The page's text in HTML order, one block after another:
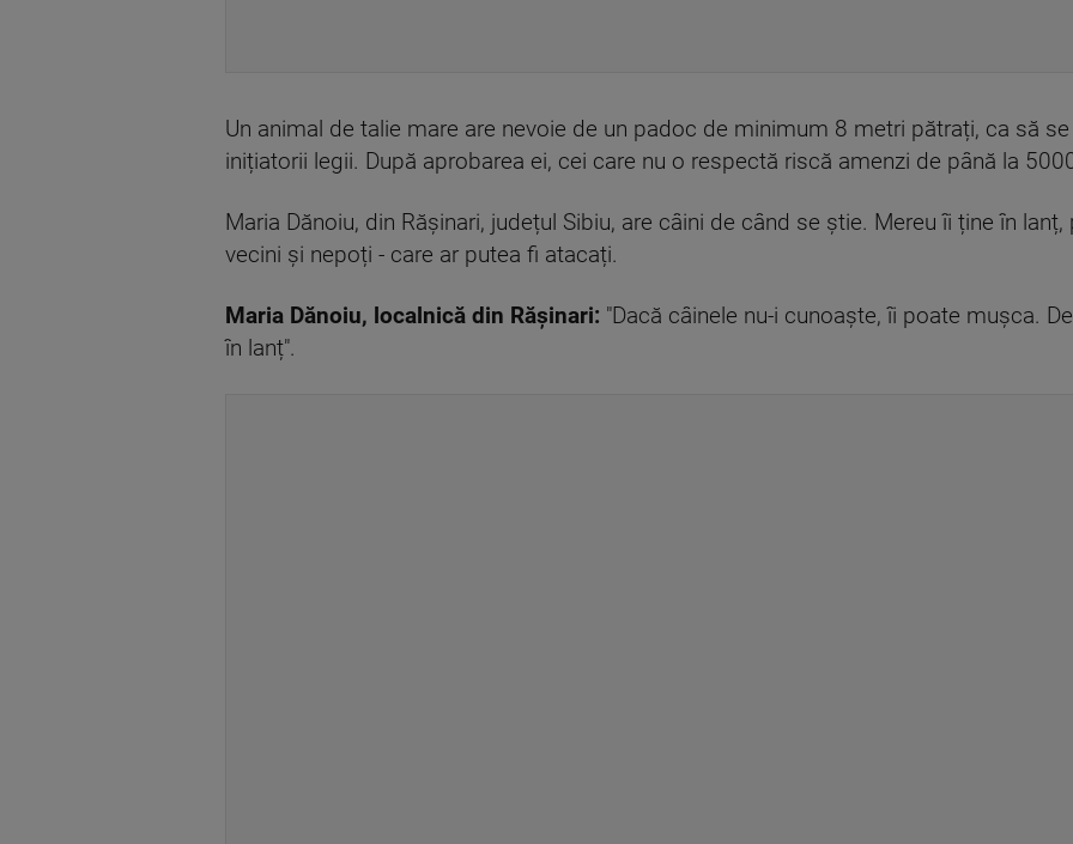
Un animal de talie mare are nevoie de un padoc de minimum 8 metri pătrați, ca să
inițiatorii legii. După aprobarea ei, cei care nu o respectă riscă amenzi de până la
Maria Dănoiu, din Rășinari, județul Sibiu, are câini de când se știe. Mereu îi ține în
vecini și nepoți - care ar putea fi atacați.
Maria Dănoiu, localnică din Rășinari: "Dacă câinele nu-i cunoaște, îi poate mușca.
în lanț".